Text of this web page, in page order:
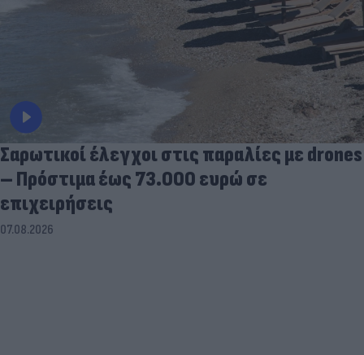
Σαρωτικοί έλεγχοι στις παραλίες με drones
– Πρόστιμα έως 73.000 ευρώ σε
επιχειρήσεις
07.08.2026